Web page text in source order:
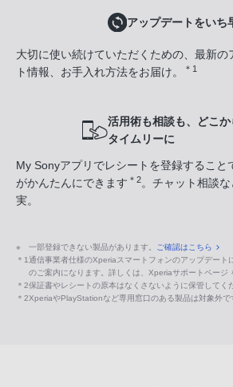
アップデートをいち
大切に使い続けていただくための、最新の
ト情報、お手入れ方法をお届け。
＊1
活用術も相談も、どこか
タイムリーに
My Sonyアプリでレシートを登録すること
がかんたんにできます ＊2。チャット相談
実。
※ 一部登録できない製品があります。 ご確認はこちら
＊1通信事業者仕様のXperiaスマートフォンのアップデート
のご案内になります。詳しくは、Xperiaサポートページ
＊2保証書やレシートの原本はなくさないように保管してく
＊2XperiaやPlayStationなど専用窓口のある製品は対象外で